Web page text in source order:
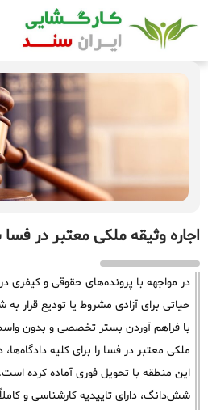
اجاره وثیقه ملکی معتبر در
در مواجهه با پرونده‌های حقوقی و کیفری
حیاتی برای آزادی مشروط یا تودیع قرار
با فراهم آوردن بستر تخصصی و بدون
ملکی معتبر در فسا را برای کلیه
این منطقه با تحویل فوری آماده کرده
شش‌دانگ، دارای تاییدیه کارشناسی و